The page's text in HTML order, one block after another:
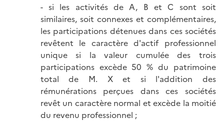
- si les activités de A, B et C sont soit
similaires, soit connexes et complémentaires,
les participations détenues dans ces sociétés
revêtent le caractère d'actif professionnel
unique si la valeur cumulée des trois
participations excède 50 % du patrimoine
total de M. X et si l'addition des
rémunérations perçues dans ces sociétés
revêt un caractère normal et excède la moitié
du revenu professionnel ;